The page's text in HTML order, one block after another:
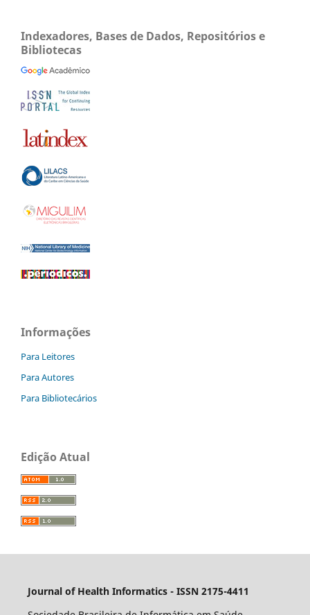
Indexadores, Bases de Dados, Repositórios e
Bibliotecas
Informações
Para Leitores
Para Autores
Para Bibliotecários
Edição Atual
Journal of Health Informatics - ISSN 2175-4411